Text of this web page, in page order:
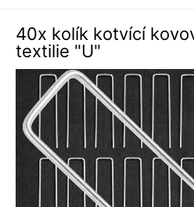
40x kolík kotvící
textilie "U"